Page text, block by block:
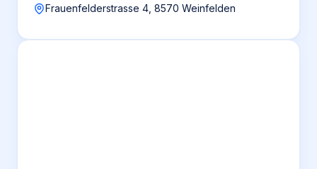
Frauenfelderstrasse 4, 8570 Weinfelden